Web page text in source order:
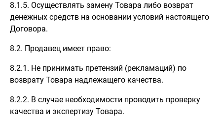
8.1.5. Осуществлять замену Товара либо возврат
денежных средств на основании условий настоящего
Договора.
8.2. Продавец имеет право:
8.2.1. Не принимать претензий (рекламаций) по
возврату Товара надлежащего качества.
8.2.2. В случае необходимости проводить проверку
качества и экспертизу Товара.